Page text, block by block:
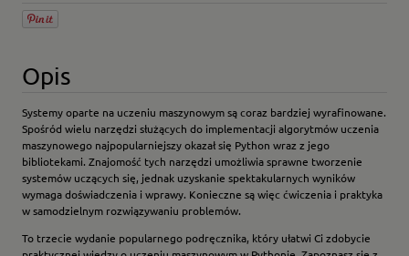
Opis
Systemy oparte na uczeniu maszynowym są coraz bardziej wyrafinowane.
Spośród wielu narzędzi służących do implementacji algorytmów uczenia
maszynowego najpopularniejszy okazał się Python wraz z jego
bibliotekami. Znajomość tych narzędzi umożliwia sprawne tworzenie
systemów uczących się, jednak uzyskanie spektakularnych wyników
wymaga doświadczenia i wprawy. Konieczne są więc ćwiczenia i praktyka
w samodzielnym rozwiązywaniu problemów.
To trzecie wydanie popularnego podręcznika, który ułatwi Ci zdobycie